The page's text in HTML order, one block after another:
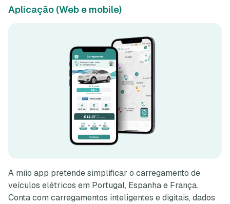
Aplicação (Web e mobile)
A miio app pretende simplificar o carregamento de
veículos elétricos em Portugal, Espanha e França.
Conta com carregamentos inteligentes e digitais, dados